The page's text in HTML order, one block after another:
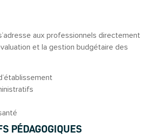
aux professionnels directement
et la gestion budgétaire des
PÉDAGOGIQUES